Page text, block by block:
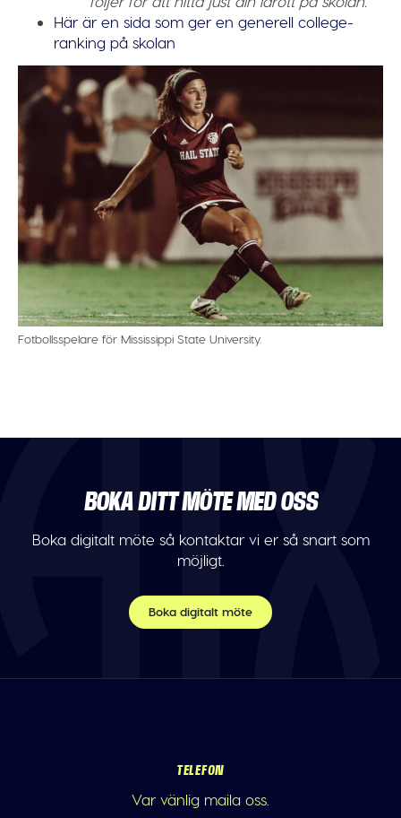
Här är en sida som ger en generell college-
ranking på skolan
Fotbollsspelare för Mississippi State University.
BOKA DITT MÖTE MED OSS
Boka digitalt möte så kontaktar vi er så snart som
möjligt.
Boka digitalt möte
TELEFON
Var vänlig maila oss.